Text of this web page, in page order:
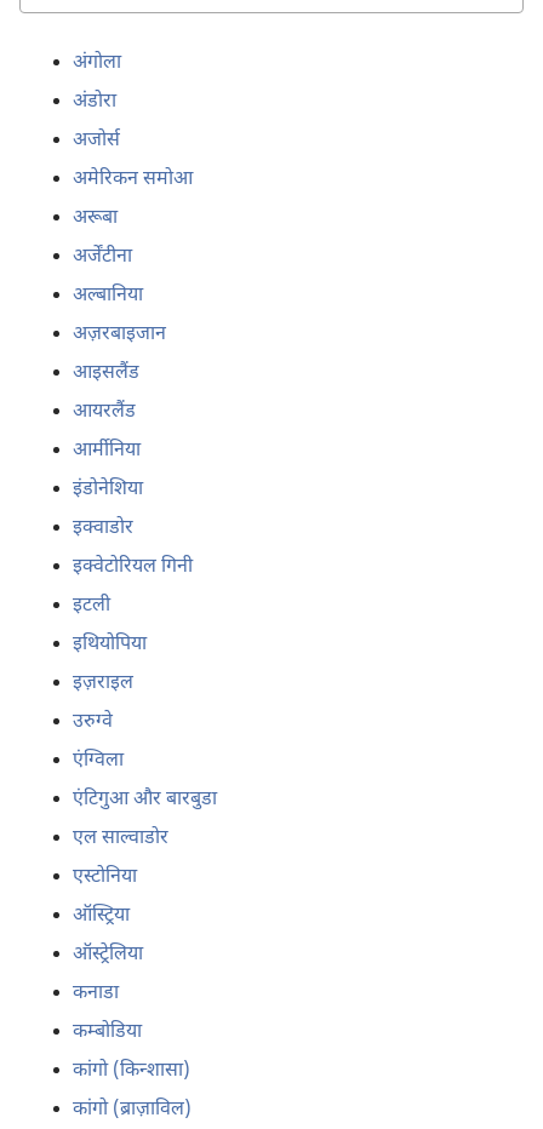
का
टाइप
कीजिए
चुनिए
अंगोला
अंडोरा
अजोर्स
अमेरिकन समोआ
अरूबा
अर्जेंटीना
अल्बानिया
अज़रबाइजान
आइसलैंड
आयरलैंड
आर्मीनिया
इंडोनेशिया
इक्वाडोर
इक्वेटोरियल गिनी
इटली
इथियोपिया
इज़राइल
उरुग्वे
एंग्विला
एंटिगुआ और बारबुडा
एल साल्वाडोर
एस्टोनिया
ऑस्ट्रिया
ऑस्ट्रेलिया
कनाडा
कम्बोडिया
कांगो (किन्शासा)
कांगो (ब्राज़ाविल)